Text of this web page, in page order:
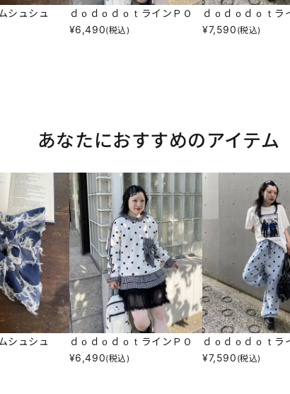
シュシュ
ｄｏｄｏｄｏｔラインＰＯ
¥6,490(税込)
ｄｏｄｏｄｏｔラ
¥7,590 (税込)
あなたにおすすめのアイテム
シュシュ
ｄｏｄｏｄｏｔラインＰＯ
¥6,490(税込)
ｄｏｄｏｄｏｔラ
¥7,590 (税込)